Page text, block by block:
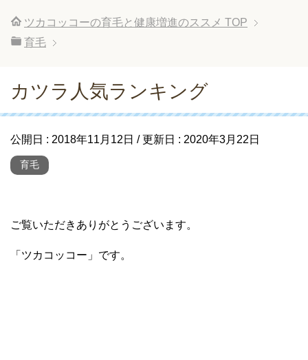
ツカコッコーの育毛と健康増進のススメ TOP
育毛
カツラ人気ランキング
公開日 : 2018年11月12日 / 更新日 : 2020年3月22日
育毛
ご覧いただきありがとうございます。
「ツカコッコー」です。